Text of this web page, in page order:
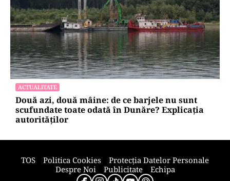
ACTUALITATE
Două azi, două mâine: de ce barjele nu sunt
scufundate toate odată în Dunăre? Explicația
autorităților
TOS Politica Cookies
Protecția Datelor Personale
Despre Noi
Publicitate Echipa